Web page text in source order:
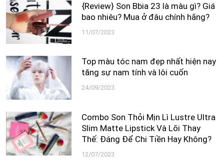
{Review} Son Bbia 23 là màu gì? Giá
bao nhiêu? Mua ở đâu chính hãng?
11/07/2023
Top màu tóc nam đẹp nhất hiện nay
tăng sự nam tính và lôi cuốn
24/09/2023
Combo Son Thỏi Mịn Lì Lustre Ultra
Slim Matte Lipstick Và Lõi Thay
Thế: Đáng Để Chi Tiền Hay Không?
12/07/2023